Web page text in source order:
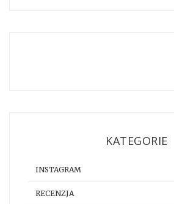
KATEGORIE
INSTAGRAM
RECENZJA